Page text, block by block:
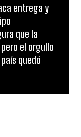
entrega y
que la
el orgullo
quedó